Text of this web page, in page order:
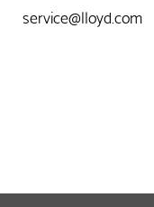
service@lloyd.com